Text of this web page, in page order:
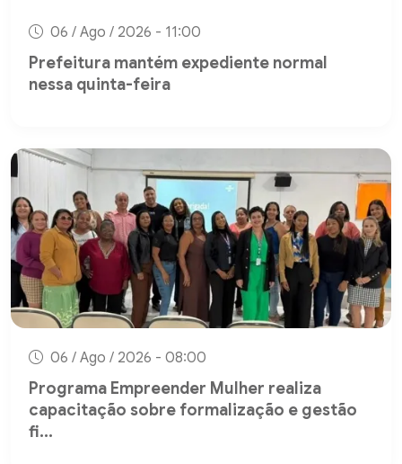
06 / Ago / 2026 - 11:00
Prefeitura mantém expediente normal
nessa quinta-feira
06 / Ago / 2026 - 08:00
Programa Empreender Mulher realiza
capacitação sobre formalização e gestão
fi...